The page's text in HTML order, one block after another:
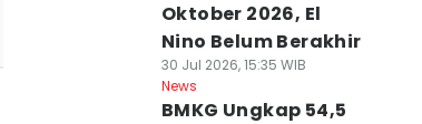
Oktober 2026, El
Nino Belum Berakhir
30 Jul 2026, 15:35 WIB
News
BMKG Ungkap 54,5